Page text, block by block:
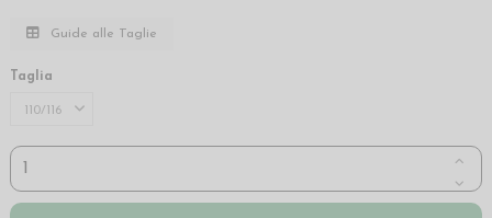
Guide alle Taglie
Taglia